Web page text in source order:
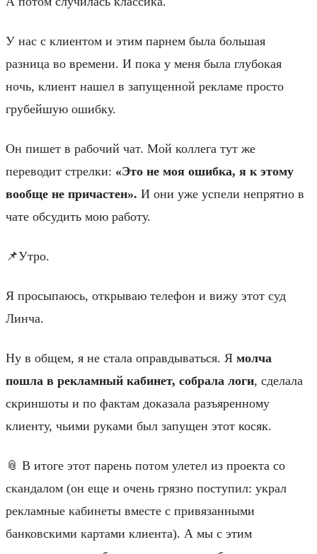
У нас с клиентом и этим парнем была большая
разница во времени. И пока у меня была глубокая
ночь, клиент нашел в запущенной рекламе просто
грубейшую ошибку.
Он пишет в рабочий чат. Мой коллега тут же
переводит стрелки: «Это не моя ошибка, я к этому
вообще не причастен». И они уже успели непрятно в
чате обсудить мою работу.
📌Утро.
Я просыпаюсь, открываю телефон и вижу этот суд
Линча.
Ну в общем, я не стала оправдываться. Я молча
пошла в рекламный кабинет, собрала логи, сделала
скриншоты и по фактам доказала разъяренному
клиенту, чьими руками был запущен этот косяк.
📎 В итоге этот парень потом улетел из проекта со
скандалом (он еще и очень грязно поступил: украл
рекламные кабинеты вместе с привязанными
банковскими картами клиента). А мы с этим